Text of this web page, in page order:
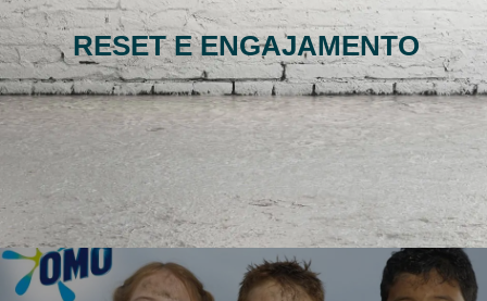
RESET E ENGAJAMENTO